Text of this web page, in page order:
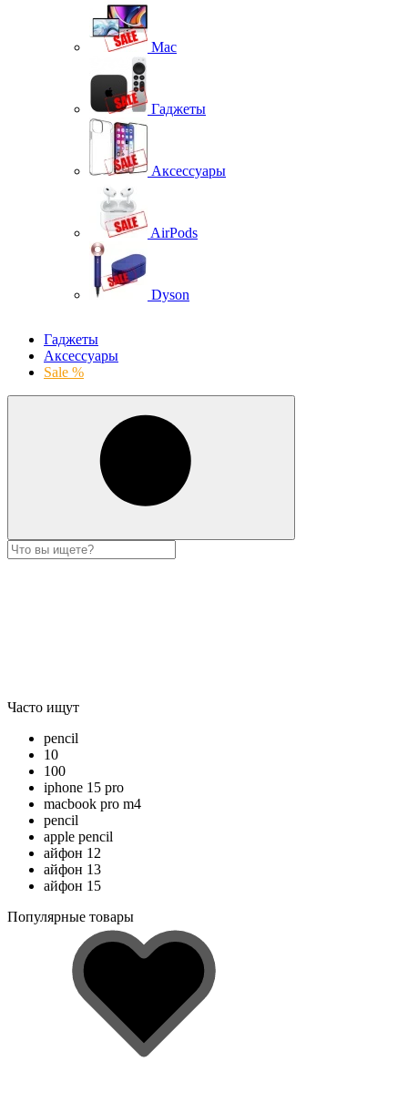
Mac
Гаджеты
Аксессуары
AirPods
Dyson
Гаджеты
Аксессуары
Sale %
Часто ищут
pencil
10
100
iphone 15 pro
macbook pro m4
pencil
apple pencil
айфон 12
айфон 13
айфон 15
Популярные товары